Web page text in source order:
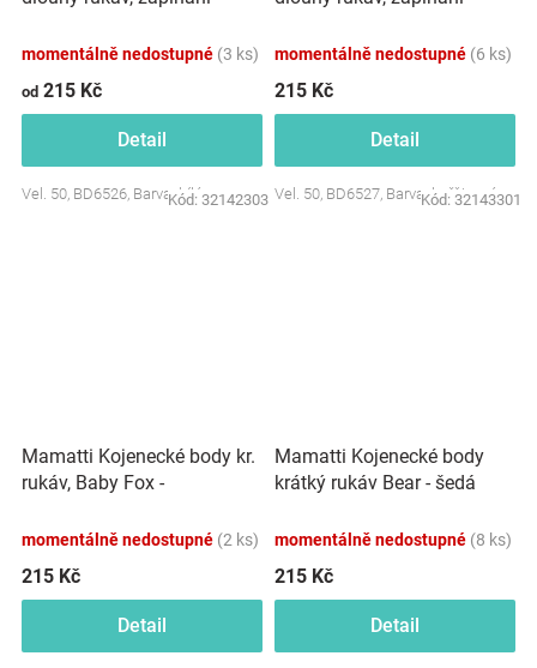
momentálně nedostupné (3 ks)
od 215 Kč
Detail
Vel. 50, BD6526, Barva: bílá
Kód: 32142303
momentálně nedostupné (6 ks)
215 Kč
Detail
Vel. 50, BD6527, Barva: hořčicové
Kód: 32143301
Mamatti Kojenecké body kr.
rukáv, Baby Fox -
momentálně nedostupné (2 ks)
215 Kč
Detail
Mamatti Kojenecké body
krátký rukáv Bear - šedá
momentálně nedostupné (8 ks)
215 Kč
Detail